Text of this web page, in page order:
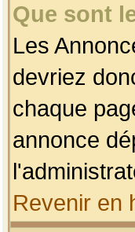
Que sont
Les
devriez
chaque
annonce
Revenir en